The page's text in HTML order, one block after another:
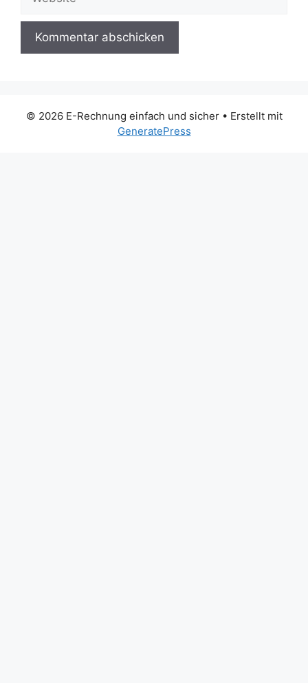
© 2026 E-Rechnung einfach und sicher• Erstellt mit
GeneratePress